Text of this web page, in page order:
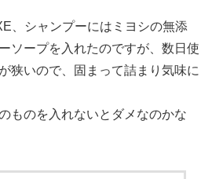
、シャンプーにはミヨシの無添
ソープを入れたのですが、数日使
狭いので、固まって詰まり気味に
ものを入れないとダメなのかな